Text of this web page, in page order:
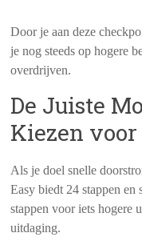
Door je aan deze
je nog steeds op hogere
overdrijven.
De Juiste
Kiezen
Als je doel snelle
Easy biedt 24 stappen
stappen voor iets hogere
uitdaging.